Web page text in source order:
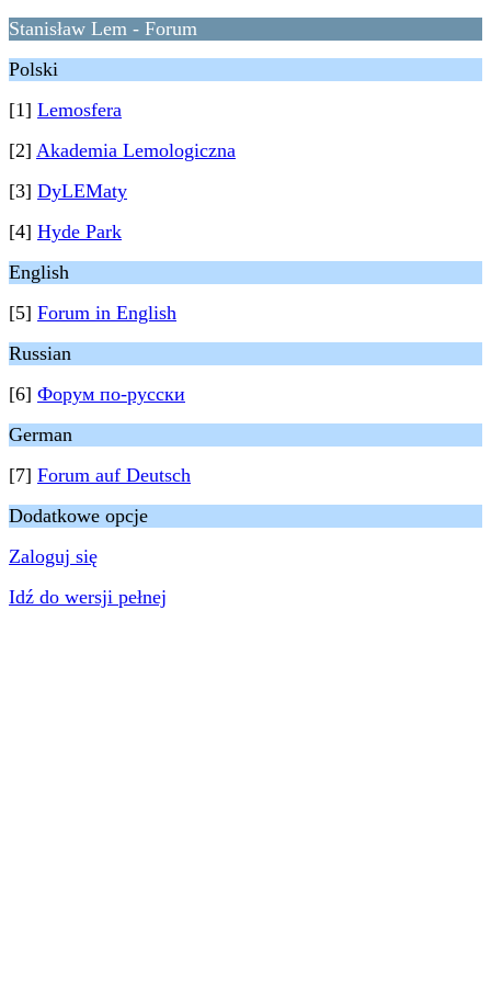
Stanisław Lem - Forum
Polski
[1] Lemosfera
[2] Akademia Lemologiczna
[3] DyLEMaty
[4] Hyde Park
English
[5] Forum in English
Russian
[6] Форум по-русски
German
[7] Forum auf Deutsch
Dodatkowe opcje
Zaloguj się
Idź do wersji pełnej